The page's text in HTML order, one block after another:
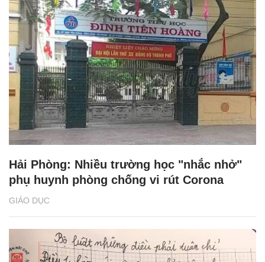
GIÁO DỤC
Hải Phòng: Nhiều trường học "nhắc nhở"
phụ huynh phòng chống vi rút Corona